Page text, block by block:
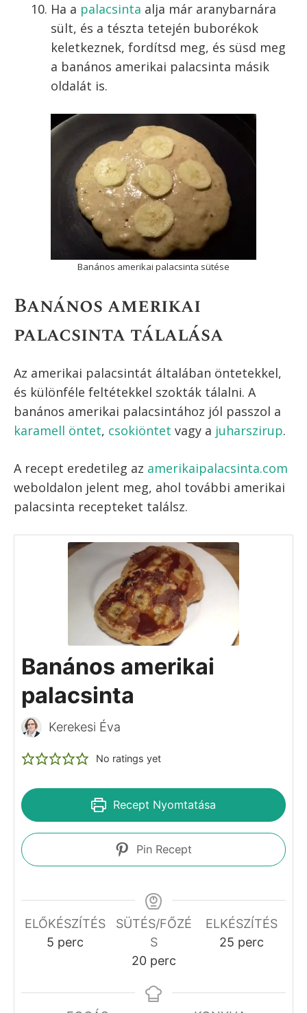
tojásos keverékhez.
Egy másik edényben keverd össze a
lisztet, sütőport és cukrot.
Add a lisztes keveréket a tejes
keverékhez, és egy villával keverd össze,
de ne keverd túl, csak annyira, hogy
épphogy összeálljon a banános amerikai
palacsinta tésztája.
Karikázd fel a maradék banánt.
Melegíts fel egy serpenyőt, és olvassz fel
benne egy kevés vajat. Ha
tapadásmentes serpenyőt használsz,
akkor vaj nélkül is sütheted.
Tegyél egy adagot a banános amerikai
úgy hogy kb. 8-10 cm széles kört kapj.
Tegyél néhány banán karikát a
palacsinta tésztára.
Ha a palacsinta alja már aranybarnára
sült, és a tészta tetején buborékok
keletkeznek, fordítsd meg, és süsd meg
a banános amerikai palacsinta másik
oldalát is.
Banános amerikai palacsinta sütése
Banános amerikai
palacsinta tálalása
Az amerikai palacsintát általában öntetekkel,
és különféle feltétekkel szokták tálalni. A
banános amerikai palacsintához jól passzol a
karamell öntet,csokiöntetvagy ajuharszirup
A recept eredetileg azamerikaipalacsinta.com
weboldalon jelent meg, ahol további amerikai
palacsinta recepteket találsz.